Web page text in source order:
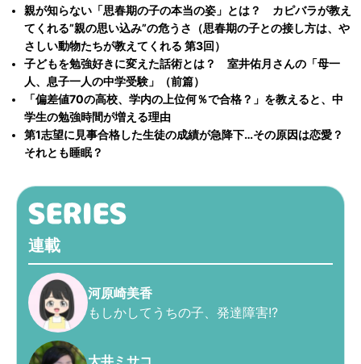
親が知らない「思春期の子の本当の姿」とは？ カピバラが教え
てくれる”親の思い込み”の危うさ（思春期の子との接し方は、や
さしい動物たちが教えてくれる 第3回）
子どもを勉強好きに変えた話術とは？ 室井佑月さんの「母一
人、息子一人の中学受験」（前篇）
「偏差値70の高校、学内の上位何％で合格？」を教えると、中
学生の勉強時間が増える理由
第1志望に見事合格した生徒の成績が急降下…その原因は恋愛？
それとも睡眠？
連載
河原崎美香
もしかしてうちの子、発達障害!?
大井ミサコ